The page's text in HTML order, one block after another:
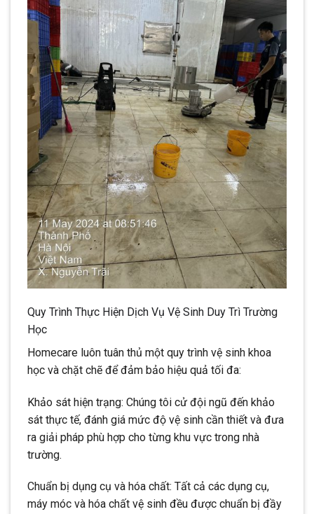
Quy Trình Thực Hiện Dịch Vụ Vệ Sinh Duy Trì Trường
Học
Homecare luôn tuân thủ một quy trình vệ sinh khoa
học và chặt chẽ để đảm bảo hiệu quả tối đa:
Khảo sát hiện trạng: Chúng tôi cử đội ngũ đến khảo
sát thực tế, đánh giá mức độ vệ sinh cần thiết và đưa
ra giải pháp phù hợp cho từng khu vực trong nhà
trường.
Chuẩn bị dụng cụ và hóa chất: Tất cả các dụng cụ,
máy móc và hóa chất vệ sinh đều được chuẩn bị đầy